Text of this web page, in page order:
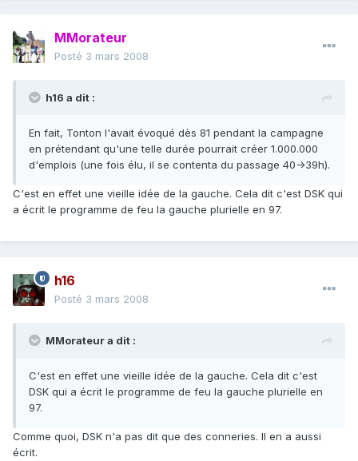
MMorateur
Posté 3 mars 2008
h16 a dit :
En fait, Tonton l'avait évoqué dès 81 pendant la campagne
en prétendant qu'une telle durée pourrait créer 1.000.000
d'emplois (une fois élu, il se contenta du passage 40->39h).
C'est en effet une vieille idée de la gauche. Cela dit c'est DSK qui
a écrit le programme de feu la gauche plurielle en 97.
h16
Posté 3 mars 2008
MMorateur a dit :
C'est en effet une vieille idée de la gauche. Cela dit c'est
DSK qui a écrit le programme de feu la gauche plurielle en
97.
Comme quoi, DSK n'a pas dit que des conneries. Il en a aussi
écrit.